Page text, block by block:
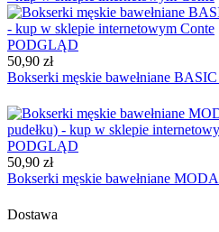
PODGLĄD
50,90 zł
Bokserki męskie bawełniane
PODGLĄD
50,90 zł
Bokserki męskie bawełniane
Dostawa